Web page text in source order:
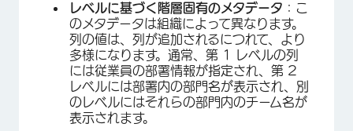
×
レベルに基づく階層固有のメタデータ ：こ
のメタデータは組織によって異なります。
列の値は、列が追加されるにつれて、より
多様になります。通常、第 1 レベルの列
には従業員の部署情報が指定され、第 2
レベルには部署内の部門名が表示され、別
のレベルにはそれらの部門内のチーム名が
表示されます。